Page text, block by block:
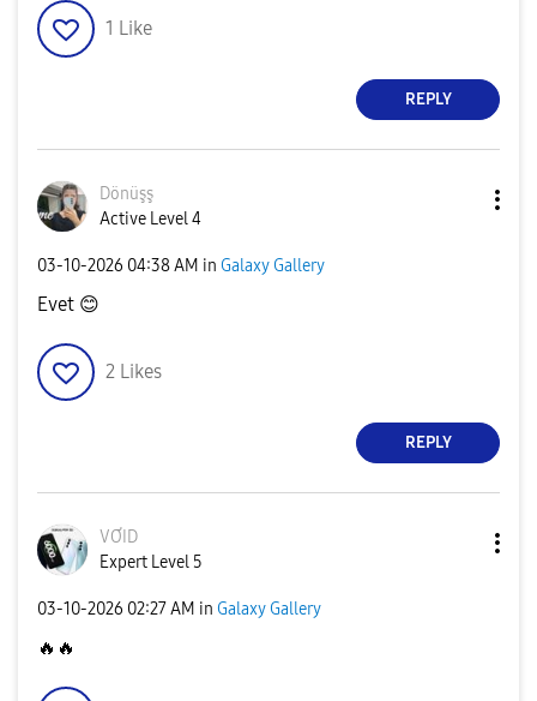
1 Like
REPLY
Dönüşş
Active Level 4
‎03-10-2026 04:38 AM in Galaxy Gallery
Evet 😊
2 Likes
REPLY
VƠID
Expert Level 5
‎03-10-2026 02:27 AM in Galaxy Gallery
🔥 🔥